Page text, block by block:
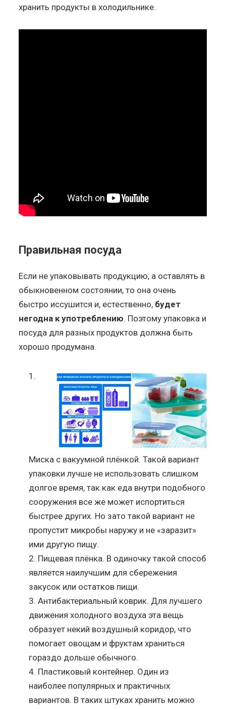
хранить продукты в холодильнике.
Правильная посуда
Если не упаковывать продукцию, а оставлять в
обыкновенном состоянии, то она очень
быстро иссушится и, естественно, будет
негодна к употреблению. Поэтому упаковка и
посуда для разных продуктов должна быть
хорошо продумана.
Миска с вакуумной плёнкой. Такой вариант
упаковки лучше не использовать слишком
долгое время, так как еда внутри подобного
сооружения все же может испортиться
быстрее других. Но зато такой вариант не
пропустит микробы наружу и не «заразит»
ими другую пищу.
Пищевая плёнка. В одиночку такой способ
является наилучшим для сбережения
закусок или остатков пищи.
Антибактериальный коврик. Для лучшего
движения холодного воздуха эта вещь
образует некий воздушный коридор, что
помогает овощам и фруктам храниться
гораздо дольше обычного.
Пластиковый контейнер. Один из
наиболее популярных и практичных
вариантов. В таких штуках хранить можно